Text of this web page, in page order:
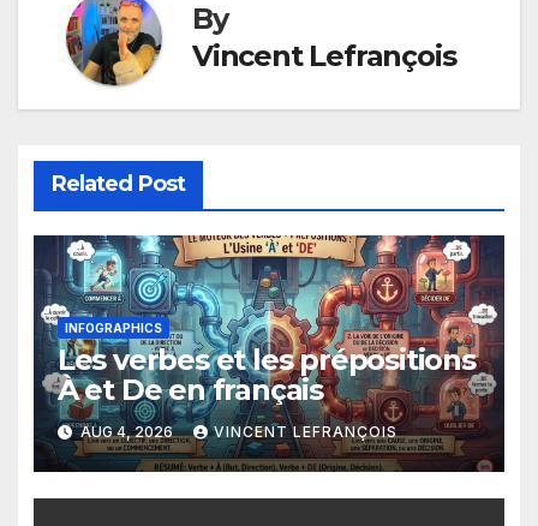
By
Vincent Lefrançois
Related Post
INFOGRAPHICS
Les verbes et les prépositions
À et De en français
AUG 4, 2026 VINCENT LEFRANÇOIS